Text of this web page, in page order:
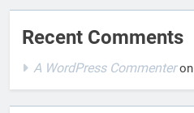
Recent Comments
A WordPress Commenteron